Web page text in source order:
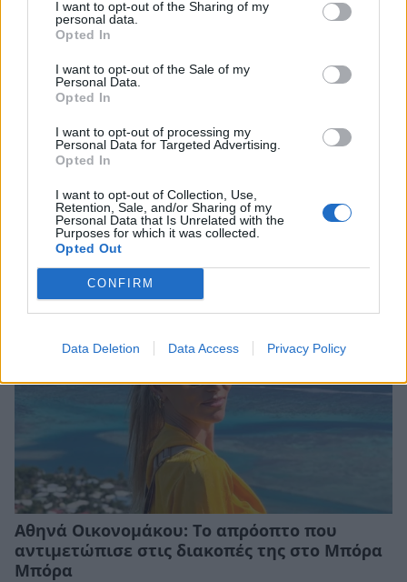
I want to opt-out of the Sharing of my
personal data.
Opted In
I want to opt-out of the Sale of my
Personal Data.
Opted In
I want to opt-out of processing my
Personal Data for Targeted Advertising.
Opted In
I want to opt-out of Collection, Use,
Retention, Sale, and/or Sharing of my
Personal Data that Is Unrelated with the
Purposes for which it was collected.
Opted Out
CONFIRM
Data Deletion Data Access Privacy Policy
εξομολόγηση για το θαύμα που βίωσε –
«Είδα τον Χριστό μπροστά μου»
CELEBRITIES
Αθηνά Οικονομάκου: Το απρόοπτο που
αντιμετώπισε στις διακοπές της στο Μπόρα
Μπόρα